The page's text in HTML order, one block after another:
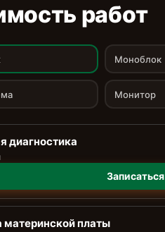
работ
Моноблок
Монитор
диагностика
Записаться
материнской платы